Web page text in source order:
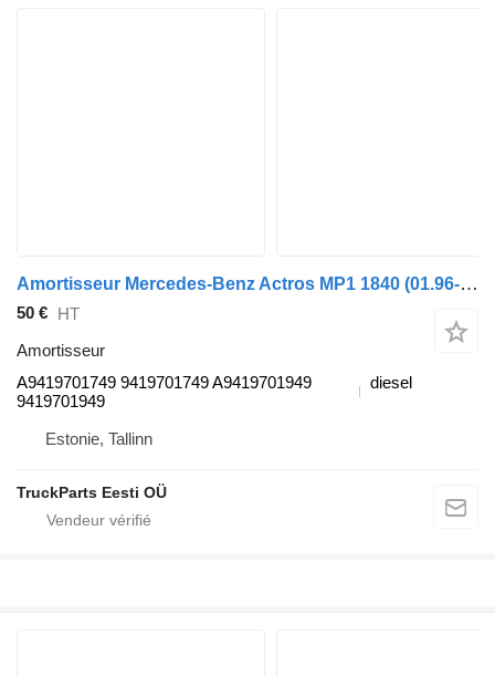
Amortisseur Mercedes-Benz Actros MP1 1840 (01.96-12.02) A9419701749 pour tracteur routier Mercedes-Benz Actros, Axor MP1, MP2, MP3 (1996-2014)
50 € HT
Amortisseur
A9419701749 9419701749 A9419701949
9419701949
diesel
Estonie, Tallinn
TruckParts Eesti OÜ